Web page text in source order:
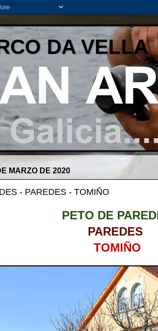
DA VELLA
MARZO DE 2020
- PAREDES - TOMIÑO
PETO DE
PAREDES
TOMIÑO